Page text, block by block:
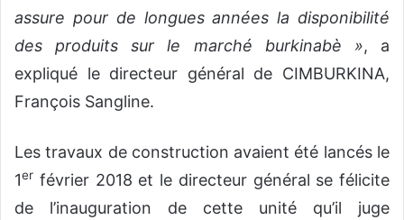
assure pour de longues années la disponibilité
des produits sur le marché burkinabè », a
expliqué le directeur général de CIMBURKINA,
François Sangline.
Les travaux de construction avaient été lancés le
1er février 2018 et le directeur général se félicite
de l’inauguration de cette unité qu’il juge